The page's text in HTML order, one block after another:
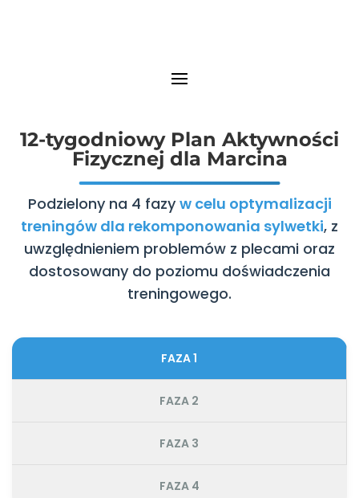
12-tygodniowy Plan Aktywności
Fizycznej dla Marcina
Podzielony na 4 fazy w celu optymalizacji
treningów dla rekomponowania sylwetki, z
uwzględnieniem problemów z plecami oraz
dostosowany do poziomu doświadczenia
treningowego.
FAZA 1
FAZA 2
FAZA 3
FAZA 4